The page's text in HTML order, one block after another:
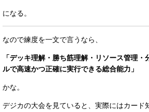
になる。
なので練度を一文で言うなら、
「デッキ理解・勝ち筋理解・リソース管理
ルで高速かつ正確に実行できる総合能力」
かな。
デジカの大会を見ていると、実際にはカード